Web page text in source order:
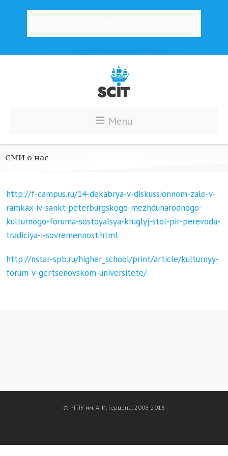
Menu
СМИ о нас
http://f-campus.ru/14-dekabrya-v-diskussionnom-zale-v-
ramkax-iv-sankt-peterburgskogo-mezhdunarodnogo-
kulturnogo-foruma-sostoyalsya-kruglyj-stol-pir-perevoda-
tradiciya-i-sovremennost.html
http://nstar-spb.ru/higher_school/print/article/kulturnyy-
forum-v-gertsenovskom-universitete/
© РГПУ им. А. И. Герцена, 2008-2016